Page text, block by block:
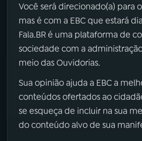
Você será direcionado(a) para o
mas é com a EBC que estará
Fala.BR é uma plataforma de
sociedade com a
meio das Ouvidorias.
Sua opinião ajuda a EBC a
conteúdos ofertados ao
se esqueça de incluir na sua
do conteúdo alvo de sua